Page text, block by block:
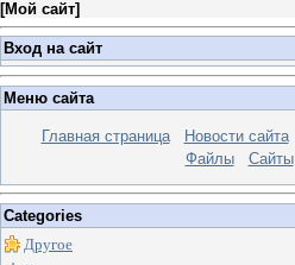
[Мой сайт]
Вход на сайт
Меню сайта
Главная страница Новости сайта
Файлы
Сайты
Categories
Другое